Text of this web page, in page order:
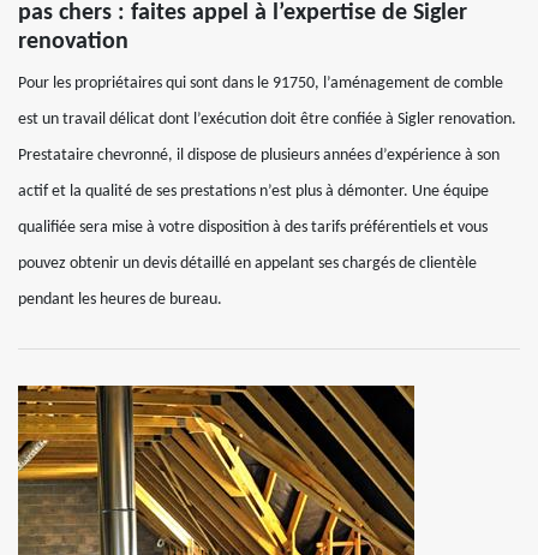
pas chers : faites appel à l’expertise de Sigler
renovation
Pour les propriétaires qui sont dans le 91750, l’aménagement de comble
est un travail délicat dont l’exécution doit être confiée à Sigler renovation.
Prestataire chevronné, il dispose de plusieurs années d’expérience à son
actif et la qualité de ses prestations n’est plus à démonter. Une équipe
qualifiée sera mise à votre disposition à des tarifs préférentiels et vous
pouvez obtenir un devis détaillé en appelant ses chargés de clientèle
pendant les heures de bureau.